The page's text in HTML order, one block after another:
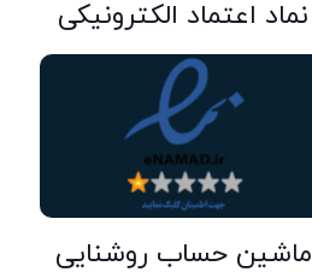
نماد اعتماد الکترونیکی
ماشین حساب روشنایی